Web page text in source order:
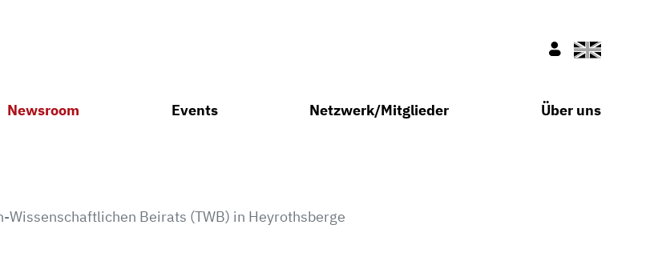
Nur fürEnglisch
Newsroom Events Netzwerk/Mitglieder Über uns
Wissenschaftlichen Beirats (TWB) in Heyrothsberge